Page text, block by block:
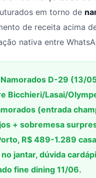
em torno de
de receita acima
nativa entre
D-29 (13/
Bicchieri/Lasai/
(entrada
+ sobremesa
R$ 489-1.289
jantar, dúvida
fine dining 11/06.